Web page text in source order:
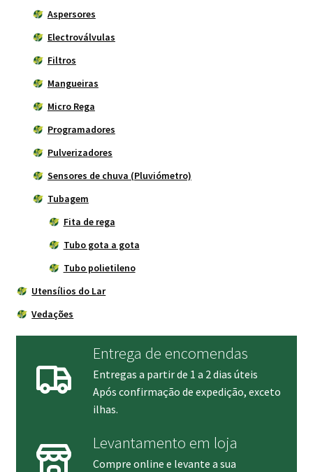
Aspersores
Electroválvulas
Filtros
Mangueiras
Micro Rega
Programadores
Pulverizadores
Sensores de chuva (Pluviómetro)
Tubagem
Fita de rega
Tubo gota a gota
Tubo polietileno
Utensílios do Lar
Vedações
Entrega de encomendas
Entregas a partir de 1 a 2 dias úteis
Após confirmação de expedição, exceto
ilhas.
Levantamento em loja
Compre online e levante a sua